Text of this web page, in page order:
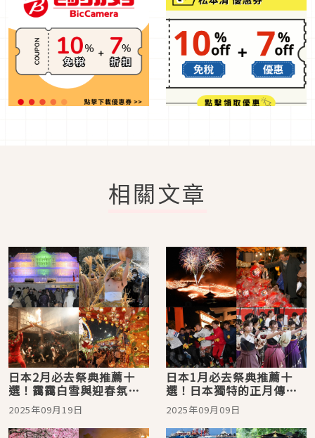
相關文章
日本2月必去祭典推薦十
選！靄靄白雪與迎春氛圍
打造的熱鬧日本帶你一次
看
2025年09月19日
日本1月必去祭典推薦十
選！日本獨特的正月傳統
與祈福活動帶你一次看
2025年09月09日